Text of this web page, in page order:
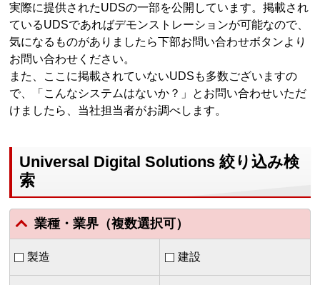
実際に提供されたUDSの一部を公開しています。掲載され
ているUDSであればデモンストレーションが可能なので、
気になるものがありましたら下部お問い合わせボタンより
お問い合わせください。
また、ここに掲載されていないUDSも多数ございますの
で、「こんなシステムはないか？」とお問い合わせいただ
けましたら、当社担当者がお調べします。
Universal Digital Solutions 絞り込み検
索
業種・業界（複数選択可）
製造 建設